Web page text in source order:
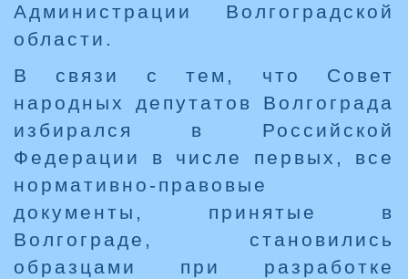
Администрации Волгоградской
области.
В связи с тем, что Совет
народных депутатов Волгограда
избирался в Российской
Федерации в числе первых, все
нормативно-правовые
документы, принятые в
Волгограде, становились
образцами при разработке